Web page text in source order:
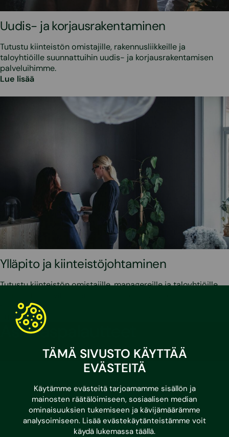
TÄMÄ SIVUSTO KÄYTTÄÄ
EVÄSTEITÄ
Käytämme evästeitä tarjoamamme sisällön ja
mainosten räätälöimiseen, sosiaalisen median
ominaisuuksien tukemiseen ja kävijämäärämme
analysoimiseen. Lisää evästekäytänteistämme voit
käydä lukemassa täällä.
Uudis- ja korjausrakentaminen
Tutustu kiinteistön omistajille, rakennusliikkeille ja
taloyhtiöille suunnattuihin uudis- ja korjausrakentamisen
palveluihimme.
Lue lisää
Ylläpito ja kiinteistöjohtaminen
Tutustu kiinteistön omistajille, managereille ja taloyhtiöille
palveluihimme.
Lue lisää
Asiakaspalautteet
todella hyvä, työ oli järjestelmällistä ja
yhteistyö sujui todella hyvin.
Ongelmatilanteissa löydettiin